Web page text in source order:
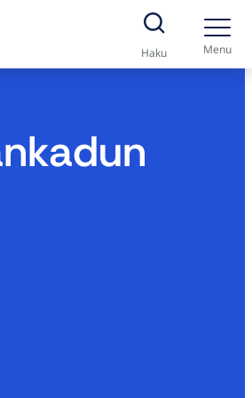
Haku Menu